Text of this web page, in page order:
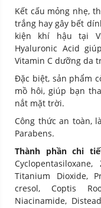
Kết cấu mỏng nhẹ,
trắng hay gây bết
kiện khí hậu tại
Hyaluronic Acid
Vitamin C dưỡng da
Đặc biệt, sản phẩm
mồ hôi, giúp bạn
nắt mặt trời.
Công thức an toàn,
Parabens.
Thành phần chi
Titanium Dioxide,
cresol, Coptis
Niacinamide,